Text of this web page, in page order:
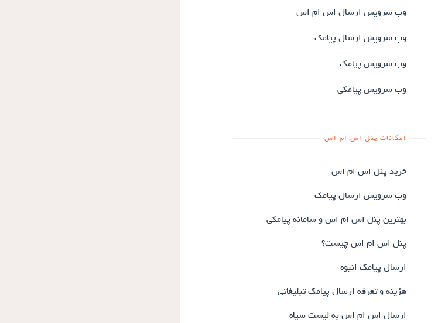
وب سرویس ارسال اس ام اس
وب سرویس ارسال پیامک
وب سرویس پیامک
وب سرویس پیامکی
امکانات پنل اس ام اس
خرید پنل اس ام اس
وب سرویس ارسال پیامک
بهترین پنل اس ام اس و سامانه پیامکی
پنل اس ام اس چیست؟
ارسال پیامک انبوه
هزینه و تعرفه ارسال پیامک تبلیغاتی
ارسال اس ام اس به لیست سیاه